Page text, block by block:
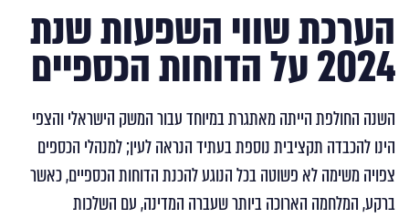
הערכת שווי השפעות שנת
2024 על הדוחות הכספיים
השנה החולפת הייתה מאתגרת במיוחד עבור המשק הישראלי והצפי
הינו להכבדה תקציבית נוספת בעתיד הנראה לעין; למנהלי הכספים
צפויה משימה לא פשוטה בכל הנוגע להכנת הדוחות הכספיים, כאשר
ברקע, המלחמה הארוכה ביותר שעברה המדינה, עם השלכות